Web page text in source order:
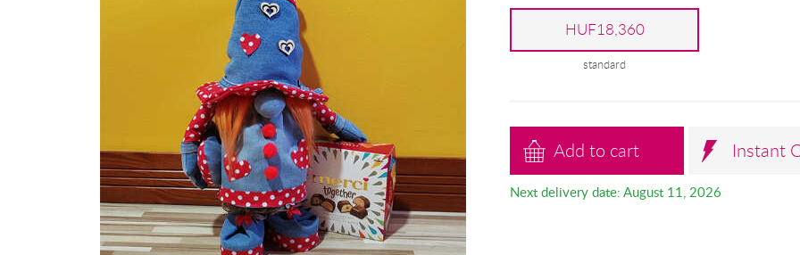
HUF18,360
standard
Add to cart Instant
Next delivery date: August 11, 2026